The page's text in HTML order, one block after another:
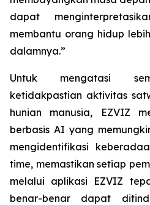
dapat
membantu orang hidup
dalamnya.”
Untuk mengatasi
ketidakpastian aktivitas
hunian manusia, EZVIZ
berbasis AI yang
mengidentifikasi
time, memastikan setiap
melalui aplikasi EZVIZ
benar-benar dapat